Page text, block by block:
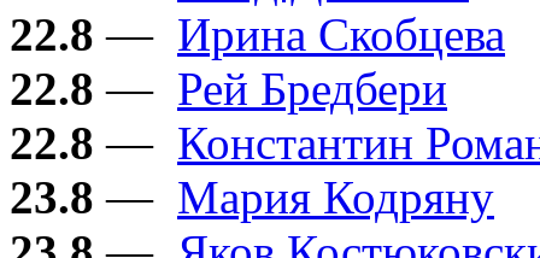
22.8 — Ирина Скобцева
22.8 — Рей Бредбери
22.8 — Константин
23.8 — Мария Кодряну